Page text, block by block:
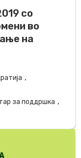
со
во
на
,
за поддршка ,